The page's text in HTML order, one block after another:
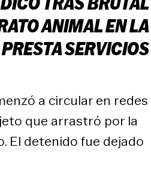
ANIMAL EN LA
SERVICIOS
a circular en redes
que arrastró por la
El detenido fue dejado